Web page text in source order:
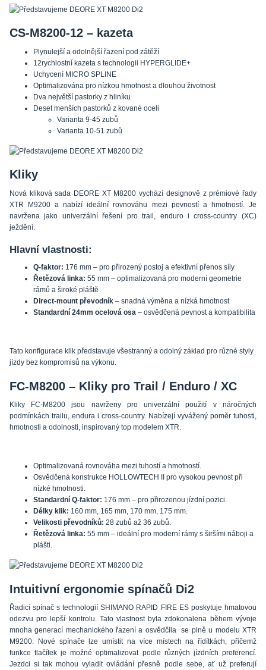
CS-M8200-12 – kazeta
Plynulejší a odolnější řazení pod zátěží
12rychlostní kazeta s technologii HYPERGLIDE+
Uchycení MICRO SPLINE
Optimalizována pro nízkou hmotnost a dlouhou životnost
Dva největší pastorky z hliníku
Deset menších pastorků z kované oceli
Varianta 9-45 zubů
Varianta 10-51 zubů
Kliky
Nová kliková sada DEORE XT M8200 vychází designově z prémiové řady
XTR M9200 a nabízí ideální rovnováhu mezi pevností a hmotností. Je
navržena jako univerzální řešení pro trail, enduro i cross-country (XC)
ježdění.
Hlavní vlastnosti:
Q-faktor: 176 mm – pro přirozený postoj a efektivní přenos síly
Řetězová linka: 55 mm – optimalizovaná pro moderní geometrie
rámů a široké pláště
Direct-mount převodník – snadná výměna a nízká hmotnost
Standardní 24mm ocelová osa – osvědčená pevnost a kompatibilita
Tato konfigurace klik představuje všestranný a odolný základ pro různé styly
jízdy bez kompromisů na výkonu.
FC-M8200 – Kliky pro Trail / Enduro / XC
Kliky FC-M8200 jsou navrženy pro univerzální použití v náročných
podmínkách trailu, endura i cross-country. Nabízejí vyvážený poměr tuhosti,
hmotnosti a odolnosti, inspirovaný top modelem XTR.
Optimalizovaná rovnováha mezi tuhostí a hmotností.
Osvědčená konstrukce HOLLOWTECH II pro vysokou pevnost při
nízké hmotnosti.
Standardní Q-faktor: 176 mm – pro přirozenou jízdní pozici.
Délky klik: 160 mm, 165 mm, 170 mm, 175 mm.
Velikosti převodníků: 28 zubů až 36 zubů.
Řetězová linka: 55 mm – ideální pro moderní rámy s širšími náboji a
plášti.
Intuitivní ergonomie spínačů Di2
Řadicí spínač s technologií SHIMANO RAPID FIRE ES poskytuje hmatovou
odezvu pro lepší kontrolu. Tato vlastnost byla zdokonalena během vývoje
mnoha generací mechanického řazení a osvědčila se plně u modelu XTR
M9200. Nové spínače lze umístit na více místech na řídítkách, přičemž
funkce tlačítek je možné optimalizovat podle různých jízdních preferencí.
Jezdci si tak mohou vyladit ovládání přesně podle sebe, ať už preferují